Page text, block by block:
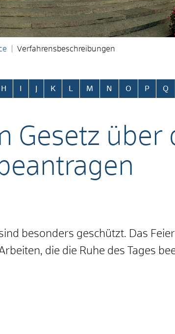
Verfahrensbeschreibungen
H K M N O P Q
Gesetz über
besonders geschützt. Das
die die Ruhe des Tages